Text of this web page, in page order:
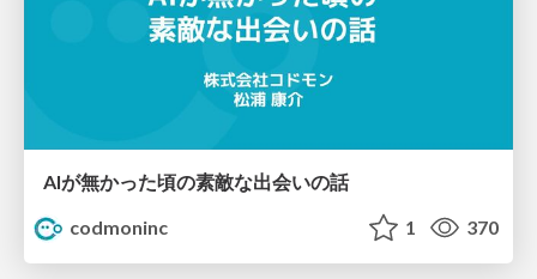
AIが無かった頃の素敵な出会いの話
codmoninc
1 370